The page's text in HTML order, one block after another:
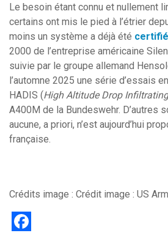
Le besoin étant connu et nullement
certains ont mis le pied à l’étrier
moins un système a déjà été
2000 de l’entreprise américaine
suivie par le groupe allemand
l’automne 2025 une série d’essais
HADIS (High Altitude Drop
A400M de la Bundeswehr. D’autres
aucune, a priori, n’est aujourd’hui
française.
Crédits image : Crédit image : US